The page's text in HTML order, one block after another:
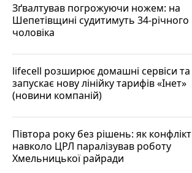
Зґвалтував погрожуючи ножем: на
Шепетівщині судитимуть 34-річного
чоловіка
lifecell розширює домашні сервіси та
запускає нову лінійку тарифів «Інет»
(новини компаній)
Півтора року без рішень: як конфлікт
навколо ЦРЛ паралізував роботу
Хмельницької райради